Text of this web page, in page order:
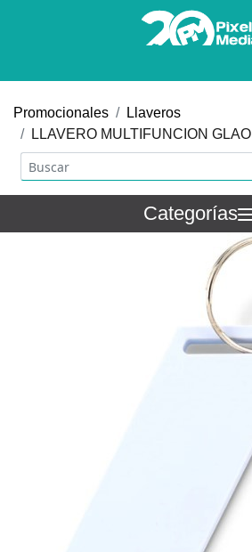
Promocionales
Llaveros
LLAVERO MULTIFUNCION GLAO
Categorías